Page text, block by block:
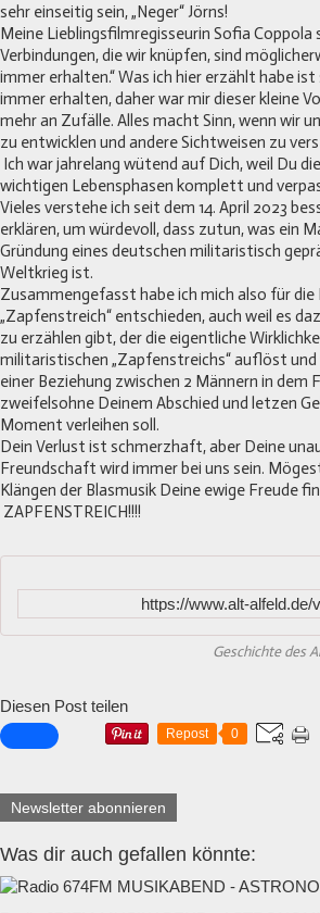
sehr einseitig sein, „Neger“ Jörns!
Meine Lieblingsfilmregisseurin Sofia
Verbindungen, die wir knüpfen, sind
immer erhalten.“ Was ich hier erzählt habe
immer erhalten, daher war mir dieser kleine
mehr an Zufälle. Alles macht Sinn, wenn wir
zu entwicklen und andere Sichtweisen zu
Ich war jahrelang wütend auf Dich, weil Du
wichtigen Lebensphasen komplett und
Vieles verstehe ich seit dem 14. April 2023
erklären, um würdevoll, dass zutun, was ein
Gründung eines deutschen militaristisch
Weltkrieg ist.
Zusammengefasst habe ich mich also für
„Zapfenstreich“ entschieden, auch weil es
zu erzählen gibt, der die eigentliche
militaristischen „Zapfenstreichs“ auflöst
einer Beziehung zwischen 2 Männern in dem
zweifelsohne Deinem Abschied und letzen
Moment verleihen soll.
Dein Verlust ist schmerzhaft, aber Deine
Freundschaft wird immer bei uns sein.
Klängen der Blasmusik Deine ewige Freude
ZAPFENSTREICH!!!!
https://www.alt-
Geschichte des
Diesen Post teilen
Repost 0
Newsletter abonnieren
Was dir auch gefallen könnte: